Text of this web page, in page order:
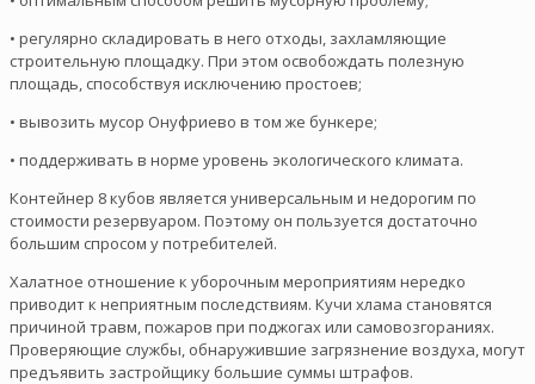
• регулярно складировать в него отходы, захламляющие
строительную площадку. При этом освобождать полезную
площадь, способствуя исключению простоев;
• вывозить мусор Онуфриево в том же бункере;
• поддерживать в норме уровень экологического климата.
Контейнер 8 кубов является универсальным и недорогим по
стоимости резервуаром. Поэтому он пользуется достаточно
большим спросом у потребителей.
Халатное отношение к уборочным мероприятиям нередко
приводит к неприятным последствиям. Кучи хлама становятся
причиной травм, пожаров при поджогах или самовозгораниях.
Проверяющие службы, обнаружившие загрязнение воздуха, могут
предъявить застройщику большие суммы штрафов.